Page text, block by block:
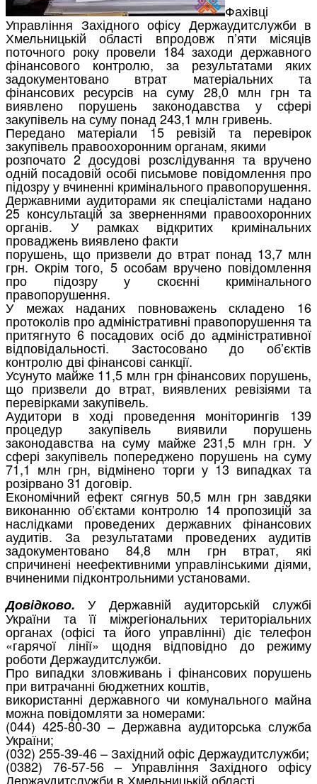
Фахівці
Управління Західного офісу Держаудитслужби в
Хмельницькій області впродовж п’яти місяців
поточного року провели 184 заходи державного
фінансового контролю, за результатами яких
задокументовано втрат матеріальних та
фінансових ресурсів насуму 28,0 млн грн та
виявлено порушень законодавства у сфері
закупівель насуму понад 243,1 млн гривень.
Передано матеріали 15 ревізій та перевірок
закупівель правоохоронниморганам, якими
розпочато 2 досудові розслідування та вручено
одній посадовій особі письмове повідомлення про
підозруу вчиненні кримінального правопорушення.
Державними аудиторами як спеціалістами надано
25 консультацій за зверненнями правоохоронних
органів. У рамках відкритих кримінальних
проваджень виявленофакти
порушень, що призвели до втрат понад 13,7 млн
грн. Окрім того, 5 особам вручено повідомлення
про підозру у скоєнні кримінального
правопорушення.
У межах наданих повноважень складено 16
протоколів проадміністративні правопорушення та
притягнуто 6 посадових осіб до адміністративної
відповідальності. Застосовано до об’єктів
контролю дві фінансові санкції.
Усунуто майже 11,5 млн грн фінансових порушень,
що призвели до втрат, виявлених ревізіями та
перевірками закупівель.
Аудитори в ході проведення моніторингів 139
процедур закупівель виявили порушень
законодавства на суму майже 231,5 млн грн. У
сфері закупівель попереджено порушень насуму
71,1 млн грн, відмінено торги у 13 випадках та
розірвано31 договір.
Економічний ефект сягнув 50,5 млн грн завдяки
виконанню об’єктами контролю 14 пропозицій за
наслідками проведених державних фінансових
аудитів. За результатамипроведених аудитів
задокументовано 84,8 млн грн втрат, які
спричинені неефективнимиуправлінськими діями,
вчиненими підконтрольними установами.
Довідково.
У Державній аудиторській службі
України та її міжрегіональних територіальних
органах (офісі та його управлінні) діє телефон
«гарячої лінії» щодня відповідно до режиму
роботи Держаудитслужби.
Про випадки зловживань і фінансових порушень
при витрачанні бюджетних коштів,
використанні державного чи комунального майна
можна повідомляти за номерами:
(044) 425-80-30 – Державна аудиторська служба
України;
(032) 255-39-46 –Західний офісДержаудитслужби;
(0382) 76-57-56 – Управління Західного офісу
Держаудитслужби в Хмельницькій області.